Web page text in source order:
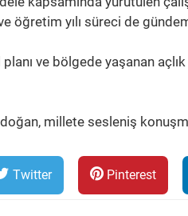
öğretim yılı süreci de
ve bölgede yaşanan
millete sesleniş
Twitter Pinterest